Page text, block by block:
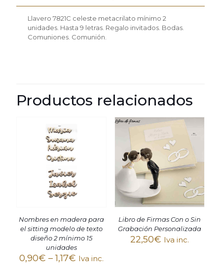
Llavero 7821C celeste metacrilato mínimo 2
unidades. Hasta 9 letras. Regalo invitados. Bodas.
Comuniones. Comunión.
Productos relacionados
Nombres en madera para
el sitting modelo de texto
diseño 2 mínimo 15
unidades
0,90€ –1,17€ Iva inc.
Libro de Firmas Con o Sin
Grabación Personalizada
22,50€ Iva inc.